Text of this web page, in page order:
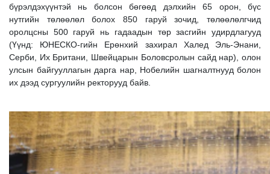
бүрэлдэхүүнтэй нь болсон бөгөөд дэлхийн 65 орон, бүс
нутгийн төлөөлөл болох 850 гаруй зочид, төлөөлөлгчид
оролцсны 500 гаруй нь гадаадын төр засгийн удирдлагууд
(Үүнд: ЮНЕСКО-гийн Ерөнхий захирал Халед Эль-Энани,
Серби, Их Британи, Швейцарын Боловсролын сайд нар), олон
улсын байгууллагын дарга нар, Нобелийн шагналтнууд болон
их дээд сургуулийн ректорууд байв.